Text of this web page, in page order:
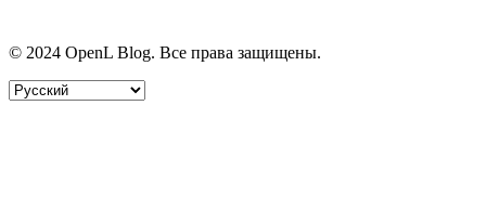
© 2024 OpenL Blog. Все права защищены.